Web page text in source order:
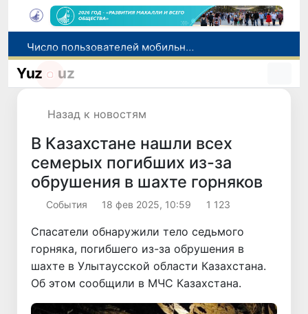
При содействии Генконсульства Узбекистана соотечественница, перенесшая инсульт в Алматы, вернулась на родину
Yuz uz
Назад к новостям
В Казахстане нашли всех
семерых погибших из-за
обрушения в шахте горняков
Cобытия 18 фев 2025, 10:59 1 123
Спасатели обнаружили тело седьмого
горняка, погибшего из-за обрушения в
шахте в Улытаусской области Казахстана.
Об этом сообщили в МЧС Казахстана.